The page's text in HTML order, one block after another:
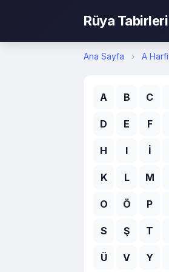
Rüya Tabirleri
Ana Sayfa › A Harfi
A B C
D E F
H I İ
K L M
O Ö P
S Ş T
Ü V Y